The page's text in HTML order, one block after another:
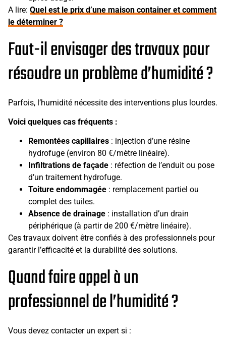
A lire: Quel est le prix d’une maison container et comment
le déterminer ?
Faut-il envisager des travaux pour
résoudre un problème d’humidité ?
Parfois, l’humidité nécessite des interventions plus lourdes.
Voici quelques cas fréquents :
Remontées capillaires : injection d’une résine
hydrofuge (environ 80 €/mètre linéaire).
Infiltrations de façade : réfection de l’enduit ou pose
d’un traitement hydrofuge.
Toiture endommagée : remplacement partiel ou
complet des tuiles.
Absence de drainage : installation d’un drain
périphérique (à partir de 200 €/mètre linéaire).
Ces travaux doivent être confiés à des professionnels pour
garantir l’efficacité et la durabilité des solutions.
Quand faire appel à un
professionnel de l’humidité ?
Vous devez contacter un expert si :